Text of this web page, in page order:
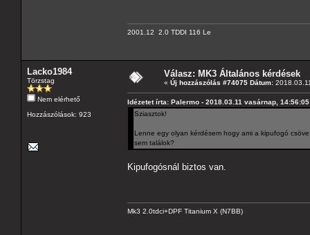
2001.12 2.0 TDDI 116 Le
Lacko1984
Törzstag
Nem elérhető
Hozzászólások: 923
Válasz: MK3 Általános kérdések
« Új hozzászólás #74075 Dátum:
Idézetet írta: Palermo - 2018.03.11 vasárnap, 14:56:05
Sziasztok!
Lenne egy olyan kérdésem hogy ami a kipufogó
sem találok?
Kipufogósnál biztos van.
Mk3 2.0tdci+DPF Titanium X (N7BB)